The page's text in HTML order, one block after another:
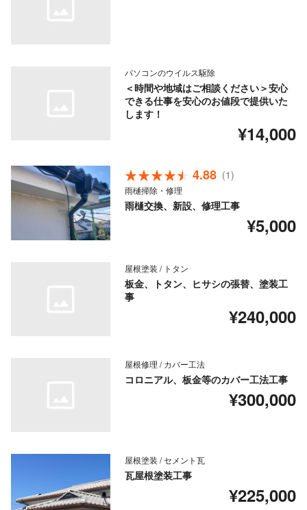
パソコンのウイルス駆除
＜時間や地域はご相談ください＞安心
できる仕事を安心のお値段で提供いた
します！
¥14,000
4.88 (1)
雨樋掃除・修理
雨樋交換、新設、修理工事
¥5,000
屋根塗装 / トタン
板金、トタン、ヒサシの張替、塗装工
事
¥240,000
屋根修理 / カバー工法
コロニアル、板金等のカバー工法工事
¥300,000
屋根塗装 / セメント瓦
瓦屋根塗装工事
¥225,000